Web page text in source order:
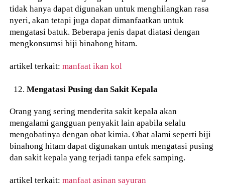
tidak hanya dapat digunakan untuk menghilangkan rasa
nyeri, akan tetapi juga dapat dimanfaatkan untuk
mengatasi batuk. Beberapa jenis dapat diatasi dengan
mengkonsumsi biji binahong hitam.
artikel terkait:manfaat ikan kol
Mengatasi Pusing dan Sakit Kepala
Orang yang sering menderita sakit kepala akan
mengalami gangguan penyakit lain apabila selalu
mengobatinya dengan obat kimia. Obat alami seperti biji
binahong hitam dapat digunakan untuk mengatasi pusing
dan sakit kepala yang terjadi tanpa efek samping.
artikel terkait:manfaat asinan sayuran